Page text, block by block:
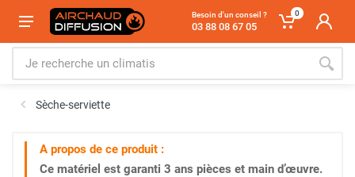
Besoin d'un conseil ?
03 88 08 67 05
0
Sèche-serviette
A propos de ce produit :
Ce matériel est garanti 3 ans pièces et main d’œuvre.